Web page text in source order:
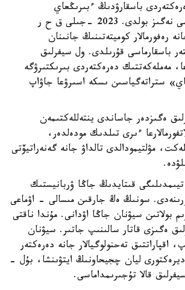
باسقارۋدىڭ ءبىرىڭعاي
مەملەكەتتىك جۇيەسى نەگىز بولدى. 2023 -جىلى ق ح ر
رەفورمالار كوميتەتىنىڭ جانىنان
باسقارماسى قۇرىلدى. ول سيفرلىق
مەملەكەتتىك دەرەكتەردى بىرىكتىرۋگە
ستراتەگياسىن ىسكە اسىرۋعا جاۋاپ
ەگىزدەر جاساندى ينتەللەكتىمەن
ءىرى تىلدىك مودەلدەر،
مۋلتيمودالدى تالداۋ جانە گەنەراتيۆتى
قىتايدىڭ جاڭا ۋربانيستىك
سونىڭ ەڭ جارقىن مىسالى - اۋماعى
بولاتىن سيۋنان جاڭا اۋدانى. مۇندا ناقتى
ەگىزى قاتار سالىنىپ جاتىر. سيۋنان
اقپاراتتىق تەحنولوگيالار جانە دەرەكتەر
ليان چجيحاونىڭ ايتۋىنشا، بۇل -
قالا تۇجىرىمداماسى.